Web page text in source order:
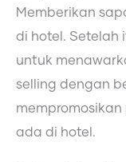
Memberikan
di hotel. Setelah
untuk
selling dengan
ada di hotel.